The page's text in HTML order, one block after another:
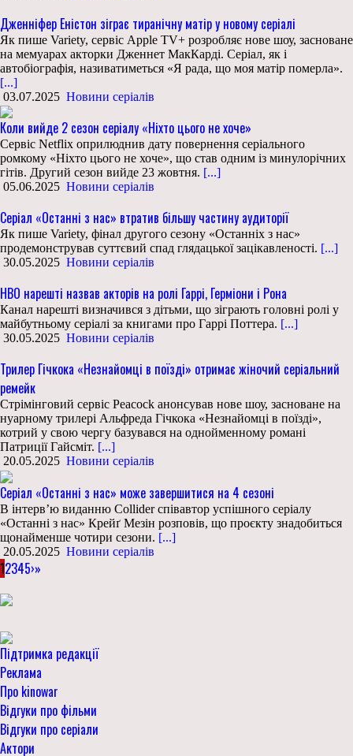
Дженніфер Еністон зіграє тиранічну матір у новому серіалі
Як пише Variety, сервіс Apple TV+ розробляє нове шоу, засноване
на мемуарах акторки Дженнет МакКарді. Серіал, як і
автобіографія, називатиметься «Я рада, що моя матір померла».
[...]
03.07.2025 Новини серіалів
Коли вийде 2 сезон серіалу «Ніхто цього не хоче»
Сервіс Netflix оприлюднив дату повернення серіального
ромкому «Ніхто цього не хоче», що став одним із минулорічних
гітів. Другий сезон вийде 23 жовтня. [...]
05.06.2025 Новини серіалів
Серіал «Останні з нас» втратив більшу частину аудиторії
Як пише Variety, фінал другого сезону «Останніх з нас»
продемонстрував суттєвий спад глядацької зацікавленості. [...]
30.05.2025 Новини серіалів
HBO нарешті назвав акторів на ролі Гаррі, Герміони і Рона
Канал нарешті визначився з дітьми, що зіграють головні ролі у
майбутньому серіалі за книгами про Гаррі Поттера. [...]
30.05.2025 Новини серіалів
Трилер Гічкока «Незнайомці в поїзді» отримає жіночий серіальний
ремейк
Стрімінговий сервіс Peacock анонсував нове шоу, засноване на
нуарному трилері Альфреда Гічкока «Незнайомці в поїзді»,
котрий у свою чергу базувався на однойменному романі
Патриції Гайсміт. [...]
20.05.2025 Новини серіалів
Серіал «Останні з нас» може завершитися на 4 сезоні
В інтерв’ю виданню Collider співавтор успішного серіалу
«Останні з нас» Крейґ Мезін розповів, що проєкту знадобиться
щонайменше чотири сезони. [...]
20.05.2025 Новини серіалів
12345›»
Підтримка редакції
Реклама
Про kinowar
Відгуки про фільми
Відгуки про серіали
Актори